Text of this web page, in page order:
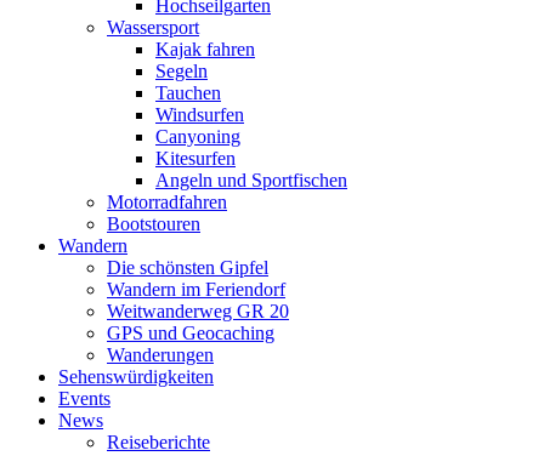
Hochseilgarten
Wassersport
Kajak fahren
Segeln
Tauchen
Windsurfen
Canyoning
Kitesurfen
Angeln und Sportfischen
Motorradfahren
Bootstouren
Wandern
Die schönsten Gipfel
Wandern im Feriendorf
Weitwanderweg GR 20
GPS und Geocaching
Wanderungen
Sehenswürdigkeiten
Events
News
Reiseberichte